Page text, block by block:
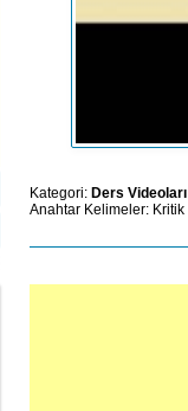
Kategori: Ders Videoları
Anahtar Kelimeler: Kritik